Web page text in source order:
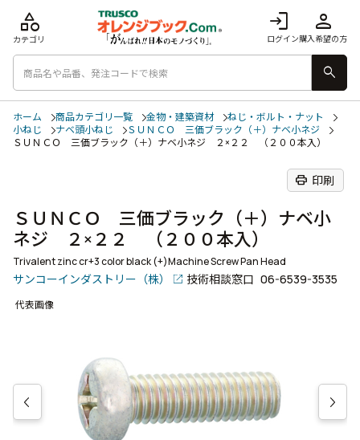
login
ログイン
person
購入希望の方
category
カテゴリ
search
ホーム 商品カテゴリ一覧 金物・建築資材
ねじ・ボルト・ナット
小ねじ
ナベ頭小ねじ
ＳＵＮＣＯ 三価ブラック（＋）ナベ小ネジ
ＳＵＮＣＯ 三価ブラック（＋）ナベ小ネジ ２×２２ （２００本入）
print 印刷
ＳＵＮＣＯ 三価ブラック（＋）ナベ小
ネジ ２×２２ （２００本入）
Trivalent zinc cr+3 color black (+)Machine Screw Pan Head
サンコーインダストリー（株） 技術相談窓口 06-6539-3535
代表画像